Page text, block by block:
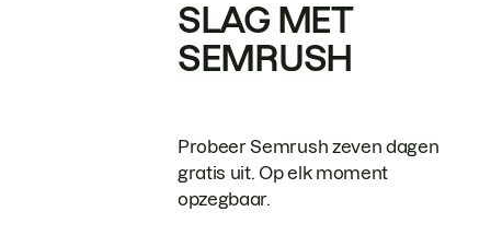
SLAG MET
SEMRUSH
Probeer Semrush zeven dagen
gratis uit. Op elk moment
opzegbaar.